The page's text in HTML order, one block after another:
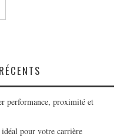
performance, proximité et
pour votre carrière